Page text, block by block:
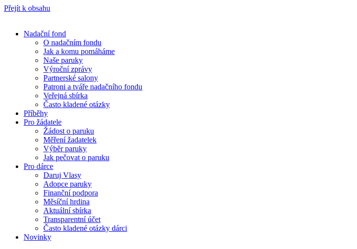
Přejít k obsahu
Nadační fond
O nadačním fondu
Jak a komu pomáháme
Naše paruky
Výroční zprávy
Partnerské salony
Patroni a tváře nadačního fondu
Veřejná sbírka
Často kladené otázky
Příběhy
Pro žádatele
Žádost o paruku
Měření žadatelek
Výběr paruky
Jak pečovat o paruku
Pro dárce
Daruj Vlasy
Adopce paruky
Finanční podpora
Měsíční hrdina
Aktuální sbírka
Transparentní účet
Často kladené otázky dárci
Novinky